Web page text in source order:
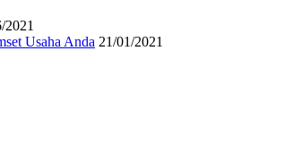
2021
Usaha Anda 21/01/2021